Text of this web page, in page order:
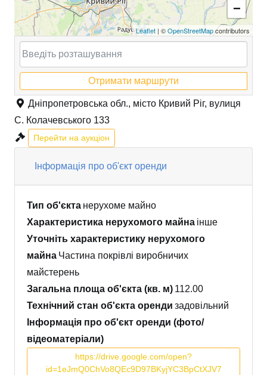
−
Leaflet | ©OpenStreetMapcontributors
Отримати маршрути
Дніпропетровська обл., місто Кривий Ріг, вулиця
С. Колачевського 133
Перейти на аукціон
Інформація про об'єкт оренди
Тип об'єкта нерухоме майно
Характеристика нерухомого майна інше
Уточніть характеристику нерухомого
майна Частина покрівлі виробничих
майстерень
Загальна площа об'єкта (кв. м) 112.00
Технічний стан об'єкта оренди задовільний
Інформація про об'єкт оренди (фото/
відеоматеріали)
https://drive.google.com/open?
id=1eJmQ0ChVo8QEc9D97BKyjYC3BpCtXJV7